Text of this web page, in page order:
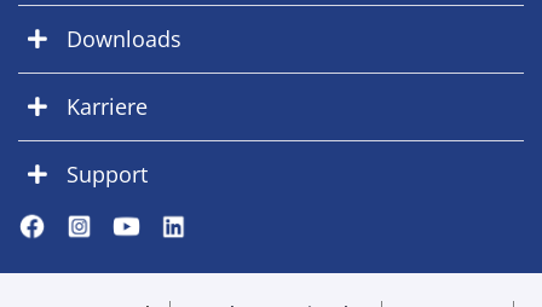
Downloads
Karriere
Support